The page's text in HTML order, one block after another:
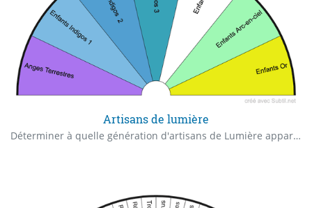
Artisans de lumière
Déterminer à quelle génération d'artisans de Lumière appartient une personne :INDIGOS 1: Ce sont les indigo nés à partir des années 1940. Ils sont les précurseurs d'un changement important pour notre humanité.INDIGOS 2: Ce sont souvent des enfants d'indigos 1. Ils sont nés à partir des années 1960. Ils portent les mêmes valeurs que tous les indigos et défendent évidemment celles de leurs parents.INDIGOS 3: Ce sont forcément des enfants de parents (au moins la mère) indigo 1(s). Ils sont nés à partir des années 1980. Quand on parle d' « enfant indigo », ce sont eux qui sont concernés. ARC-EN-CIEL OU CRISTAL: Ce sont forcément des enfants de parents au minimum(au moins la mère) indigo 2. Ils sont nés à partir des années 2000. Au lieu d'avoir l'indigo à l'extérieur comme leurs parents, ils portent la note arc-en-ciel ou cristal.OR: Ils ont l'Or à l'extérieur de leur aura. Ce sont forcément des enfants de parents au minimum indigo 3. Ils naîtront dans les années 2020 mais on en rencontre déjà un peu aujourd'hui. Ils ressemblent à des petits Bouddha.